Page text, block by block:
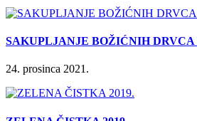
SAKUPLJANJE BOŽIĆNIH DRVCA
24. prosinca 2021.